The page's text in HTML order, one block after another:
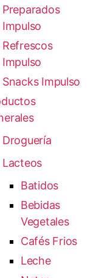
Preparados
Impulso
Refrescos
Impulso
Snacks Impulso
Droguería
Lacteos
Batidos
Bebidas
Vegetales
Cafés Frios
Leche